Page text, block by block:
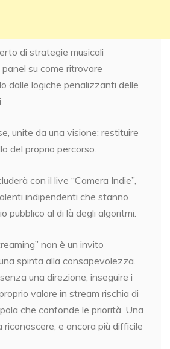
di strategie musicali
su come ritrovare
dalle logiche penalizzanti delle
unite da una visione: restituire
del proprio percorso.
con il live “Camera Indie”,
indipendenti che stanno
pubblico al di là degli algoritmi.
non è un invito
spinta alla consapevolezza.
una direzione, inseguire i
valore in stream rischia di
che confonde le priorità. Una
e ancora più difficile